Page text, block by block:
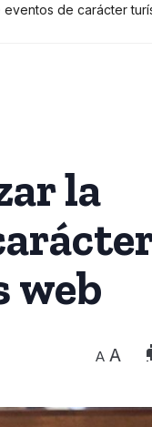
de carácter
la
web
A A